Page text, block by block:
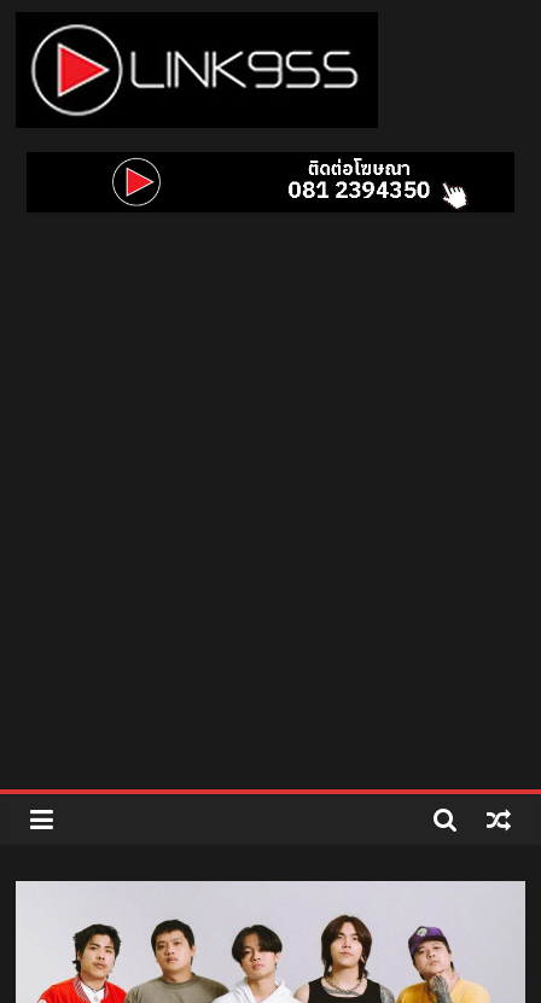
Skip
content
Link
95.5
ลพบุรี
สถานี
ลพบุรี